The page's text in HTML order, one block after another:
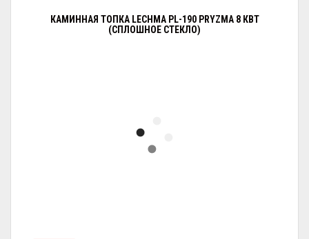
КАМИННАЯ ТОПКА LECHMA PL-190 PRYZMA 8 КВТ
(СПЛОШНОЕ СТЕКЛО)